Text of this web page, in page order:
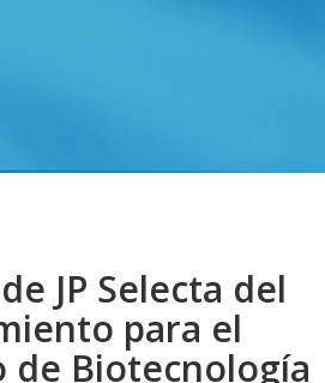
JP Selecta del
para el
de Biotecnología